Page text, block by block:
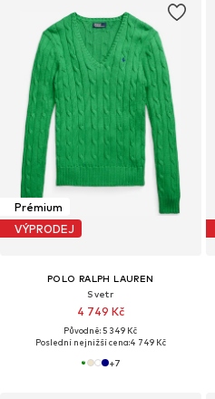
Prémium
VÝPRODEJ
POLO RALPH LAUREN
Svetr
4 749 Kč
Původně: 5 349 Kč
Poslední nejnižší cena:4 749 Kč
+7